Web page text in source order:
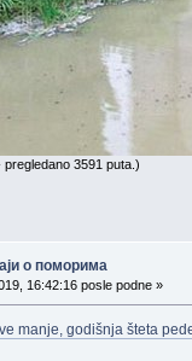
3591 puta.)
о поморима
16:42:16 posle podne »
manje, godišnja šteta